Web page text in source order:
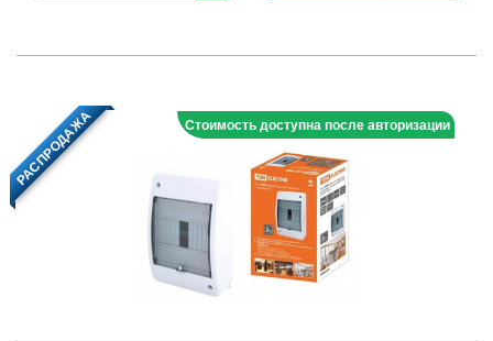
РАСПРОДАЖА Стоимость доступна после авторизации